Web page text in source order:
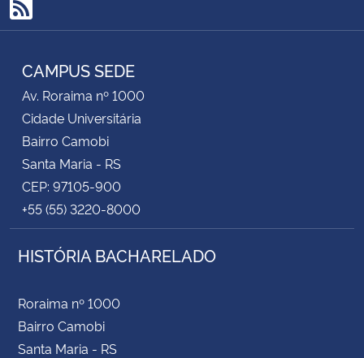
RSS
CAMPUS SEDE
Av. Roraima nº 1000
Cidade Universitária
Bairro Camobi
Santa Maria - RS
CEP: 97105-900
+55 (55) 3220-8000
HISTÓRIA BACHARELADO
Roraima nº 1000
Bairro Camobi
Santa Maria - RS